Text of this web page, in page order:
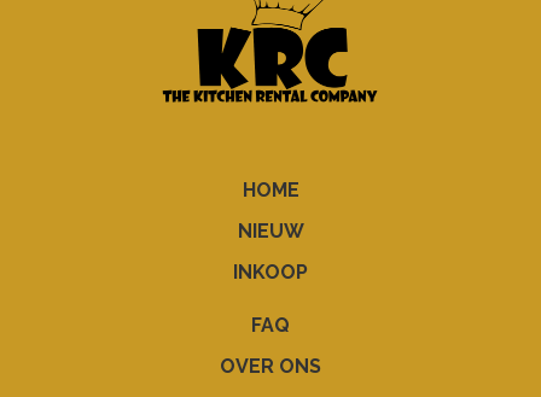
HOME
NIEUW
INKOOP
FAQ
OVER ONS